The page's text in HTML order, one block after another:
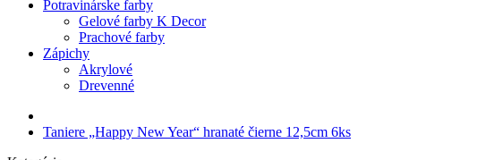
Potravinárske farby
Gelové farby K Decor
Prachové farby
Zápichy
Akrylové
Drevenné
Taniere „Happy New Year“ hranaté čierne 12,5cm 6ks